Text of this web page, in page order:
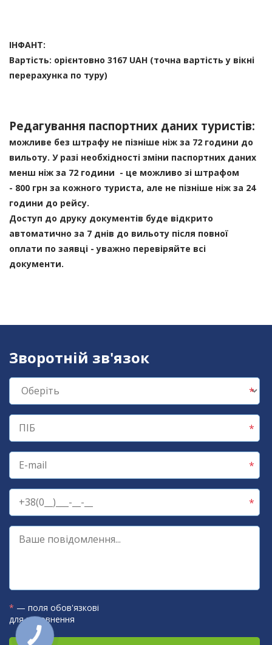
ІНФАНТ:
Вартість: орієнтовно 3167 UAH (точна вартість у вікні
перерахунка по туру)
Редагування паспортних даних туристів:
можливе без штрафу не пізніше ніж за 72 години до
вильоту. У разі необхідності зміни паспортних даних
менш ніж за 72 години - це можливо зі штрафом
- 800 грн за кожного туриста, але не пізніше ніж за 24
години до рейсу.
Доступ до друку документів буде відкрито
автоматично за 7 днів до вильоту після повної
оплати по заявці - уважно перевіряйте всі
документи.
Зворотній зв'язок
* — поля обов'язкові
для заповнення
КНОПКА
ЗВ'ЯЗКУ